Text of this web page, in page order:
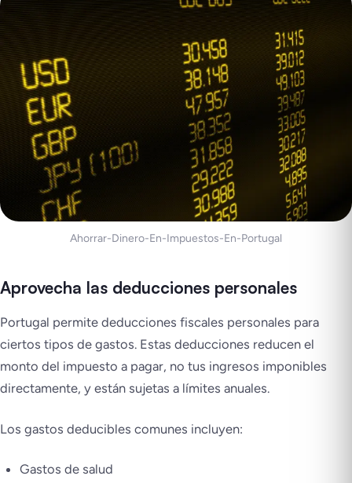
Ahorrar-Dinero-En-Impuestos-En-Portugal
Aprovecha las deducciones personales
Portugal permite deducciones fiscales personales para
ciertos tipos de gastos. Estas deducciones reducen el
monto del impuesto a pagar, no tus ingresos imponibles
directamente, y están sujetas a límites anuales.
Los gastos deducibles comunes incluyen:
Gastos de salud